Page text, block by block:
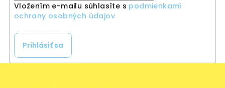
Vložením e-mailu súhlasíte s podmienkami
ochrany osobných údajov
Prihlásiť sa